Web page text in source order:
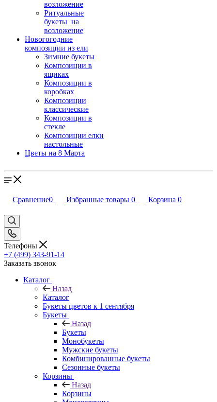
возложение
Ритуальные
букеты на
возложение
Новогогодние
композиции из ели
Зимние букеты
Композиции в
ящиках
Композиции в
коробках
Композиции
классические
Композиции в
стекле
Композиции елки
настольные
Цветы на 8 Марта
Сравнение0 Избранные товары 0 Корзина 0
Телефоны
+7 (499) 343-91-14
Заказать звонок
Каталог
Назад
Каталог
Букеты цветов к 1 сентября
Букеты
Назад
Букеты
Монобукеты
Мужские букеты
Комбинированные букеты
Сезонные букеты
Корзины
Назад
Корзины